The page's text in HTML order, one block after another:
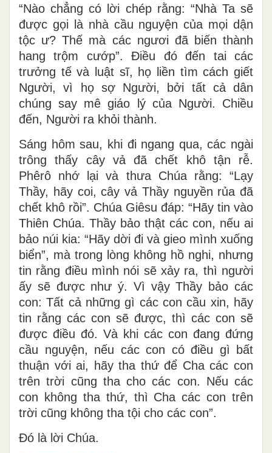
“Nào chẳng có lời chép rằng: “Nhà Ta sẽ
được gọi là nhà cầu nguyện của mọi dận
tộc ư? Thế mà các ngươi đã biến thành
hang trộm cướp”. Ðiều đó đến tai các
trưởng tế và luật sĩ, họ liền tìm cách giết
Người, vì họ sợ Người, bởi tất cả dân
chúng say mê giáo lý của Người. Chiều
đến, Người ra khỏi thành.
Sáng hôm sau, khi đi ngang qua, các ngài
trông thấy cây vả đã chết khô tận rễ.
Phêrô nhớ lại và thưa Chúa rằng: “Lạy
Thầy, hãy coi, cây vả Thầy nguyền rủa đã
chết khô rồi”. Chúa Giêsu đáp: “Hãy tin vào
Thiên Chúa. Thầy bảo thật các con, nếu ai
bảo núi kia: “Hãy dời đi và gieo mình xuống
biển”, mà trong lòng không hồ nghi, nhưng
tin rằng điều mình nói sẽ xảy ra, thì người
ấy sẽ được như ý. Vì vậy Thầy bảo các
con: Tất cả những gì các con cầu xin, hãy
tin rằng các con sẽ được, thì các con sẽ
được điều đó. Và khi các con đang đứng
cầu nguyện, nếu các con có điều gì bất
thuận với ai, hãy tha thứ để Cha các con
trên trời cũng tha cho các con. Nếu các
con không tha thứ, thì Cha các con trên
trời cũng không tha tội cho các con”.
Ðó là lời Chúa.